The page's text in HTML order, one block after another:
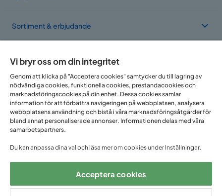
Sortiment & erbjudande
Vi finns i flera länder
Följ oss på:
Vi bryr oss om din integritet
Genom att klicka på "Acceptera cookies" samtycker du till lagring av
nödvändiga cookies, funktionella cookies, prestandacookies och
marknadsföringscookies på din enhet. Dessa cookies samlar
information för att förbättra navigeringen på webbplatsen, analysera
webbplatsens användning och bistå i våra marknadsföringsåtgärder för
bland annat personaliserade annonser. Informationen delas med våra
samarbetspartners.
Du kan anpassa dina val och läsa mer om cookies under Inställningar.
Acceptera cookies